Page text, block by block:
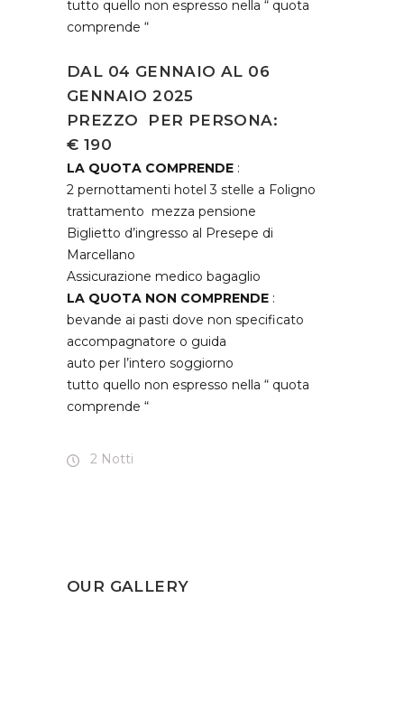
tutto quello non espresso nella “ quota
comprende “
DAL 04 GENNAIO AL 06
GENNAIO 2025
PREZZO PER PERSONA:
€ 190
LA QUOTA COMPRENDE :
2 pernottamenti hotel 3 stelle a Foligno
trattamento mezza pensione
Biglietto d’ingresso al Presepe di
Marcellano
Assicurazione medico bagaglio
LA QUOTA NON COMPRENDE :
bevande ai pasti dove non specificato
accompagnatore o guida
auto per l’intero soggiorno
tutto quello non espresso nella “ quota
comprende “
2 Notti
OUR GALLERY